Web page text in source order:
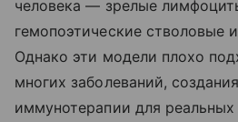
человека — зрелые
гемопоэтические стволовые
Однако эти модели плохо
многих заболеваний,
иммунотерапии для реальных